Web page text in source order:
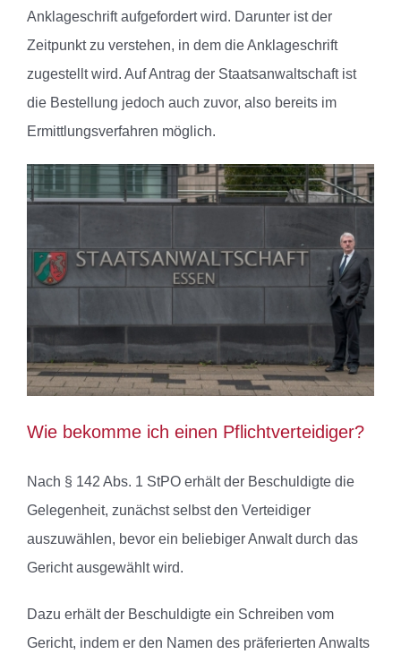
Anklageschrift aufgefordert wird. Darunter ist der
Zeitpunkt zu verstehen, in dem die Anklageschrift
zugestellt wird. Auf Antrag der Staatsanwaltschaft ist
die Bestellung jedoch auch zuvor, also bereits im
Ermittlungsverfahren möglich.
Wie bekomme ich einen Pflichtverteidiger?
Nach § 142 Abs. 1 StPO erhält der Beschuldigte die
Gelegenheit, zunächst selbst den Verteidiger
auszuwählen, bevor ein beliebiger Anwalt durch das
Gericht ausgewählt wird.
Dazu erhält der Beschuldigte ein Schreiben vom
Gericht, indem er den Namen des präferierten Anwalts